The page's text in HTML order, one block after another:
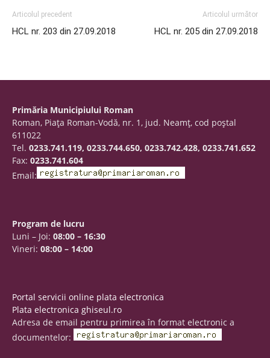
Articolul precedent
HCL nr. 203 din 27.09.2018
Articolul următor
HCL nr. 205 din 27.09.2018
Primăria Municipiului Roman
Roman, Piaţa Roman-Vodă, nr. 1, jud. Neamţ, cod poştal
611022
Tel. 0233.741.119, 0233.744.650, 0233.742.428, 0233.741.652
Fax: 0233.741.604
Email:
Program de lucru
Luni – Joi: 08:00 – 16:30
Vineri: 08:00 – 14:00
Portal servicii online plata electronica
Plata electronica ghiseul.ro
Adresa de email pentru primirea în format electronic a
documentelor: